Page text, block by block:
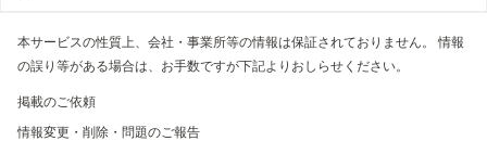
本サービスの性質上、会社・事業所等の情報は保証されておりません。 情報
の誤り等がある場合は、お手数ですが下記よりおしらせください。
掲載のご依頼
情報変更・削除・問題のご報告